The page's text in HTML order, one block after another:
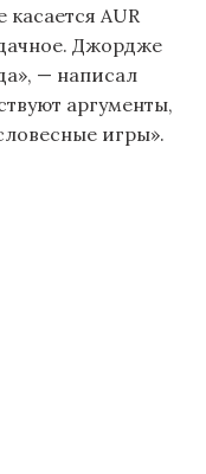
AUR
Джордже
— написал
аргументы,
игры».